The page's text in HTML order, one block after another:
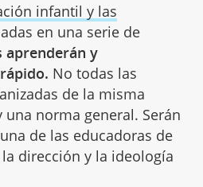
infantil y las
en una serie de
aprenderán y
No todas las
de la misma
norma general. Serán
de las educadoras de
dirección y la ideología